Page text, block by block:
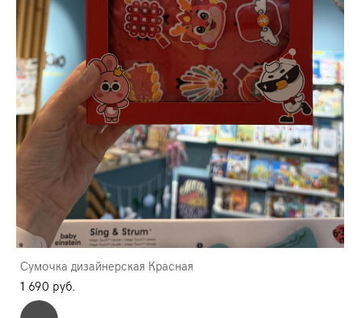
Сумочка дизайнерская Красная
1 690 pуб.